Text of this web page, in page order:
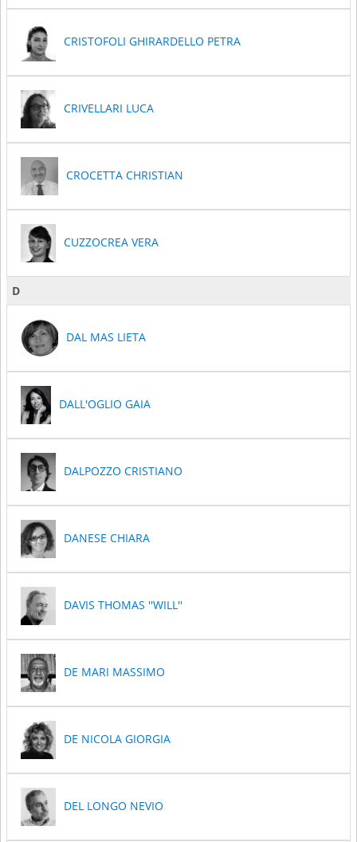
CRISTOFOLI GHIRARDELLO PETRA
CRIVELLARI LUCA
CROCETTA CHRISTIAN
CUZZOCREA VERA
D
DAL MAS LIETA
DALL'OGLIO GAIA
DALPOZZO CRISTIANO
DANESE CHIARA
DAVIS THOMAS ''WILL''
DE MARI MASSIMO
DE NICOLA GIORGIA
DEL LONGO NEVIO